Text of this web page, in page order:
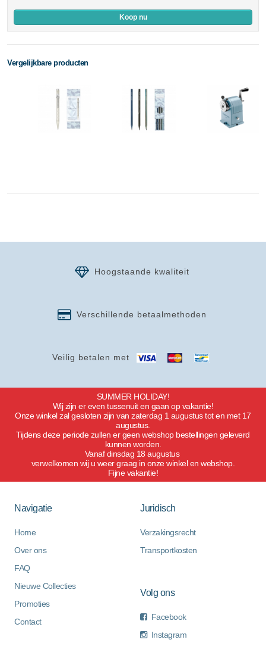
Koop nu
Vergelijkbare producten
Veilig betalen met
Verschillende betaalmethoden
Hoogstaande kwaliteit
SUMMER HOLIDAY!
Wij zijn er even tussenuit en gaan op vakantie!
Onze winkel zal gesloten zijn van zaterdag 1 augustus tot en met 17
augustus.
Tijdens deze periode zullen er geen webshop bestellingen geleverd
kunnen worden.
Vanaf dinsdag 18 augustus
verwelkomen wij u weer graag in onze winkel en webshop.
Fijne vakantie!
Navigatie
Home
Over ons
FAQ
Nieuwe Collecties
Promoties
Contact
Juridisch
Verzakingsrecht
Transportkosten
Volg ons
Facebook
Instagram